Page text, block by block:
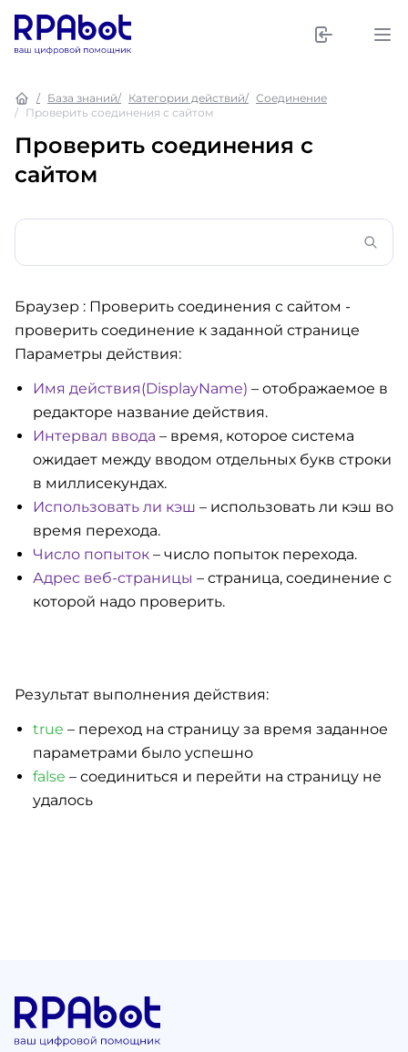
База знаний Категории действий
Соединение
Проверить соединения с сайтом
Проверить соединения с
сайтом
Браузер : Проверить соединения с сайтом -
проверить соединение к заданной странице
Параметры действия:
Имя действия(DisplayName) – отображаемое в
редакторе название действия.
Интервал ввода – время, которое система
ожидает между вводом отдельных букв строки
в миллисекундах.
Использовать ли кэш – использовать ли кэш во
время перехода.
Число попыток – число попыток перехода.
Адрес веб-страницы – страница, соединение с
которой надо проверить.
Результат выполнения действия:
true – переход на страницу за время заданное
параметрами было успешно
false – соединиться и перейти на страницу не
удалось